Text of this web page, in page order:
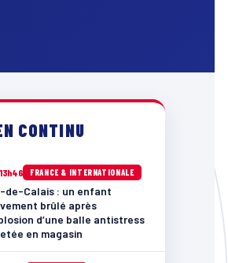
CONTINU
13h46 FRANCE & INTERNATIONALE
de-Calais : un enfant
brûlé après
d’une balle antistress
en magasin